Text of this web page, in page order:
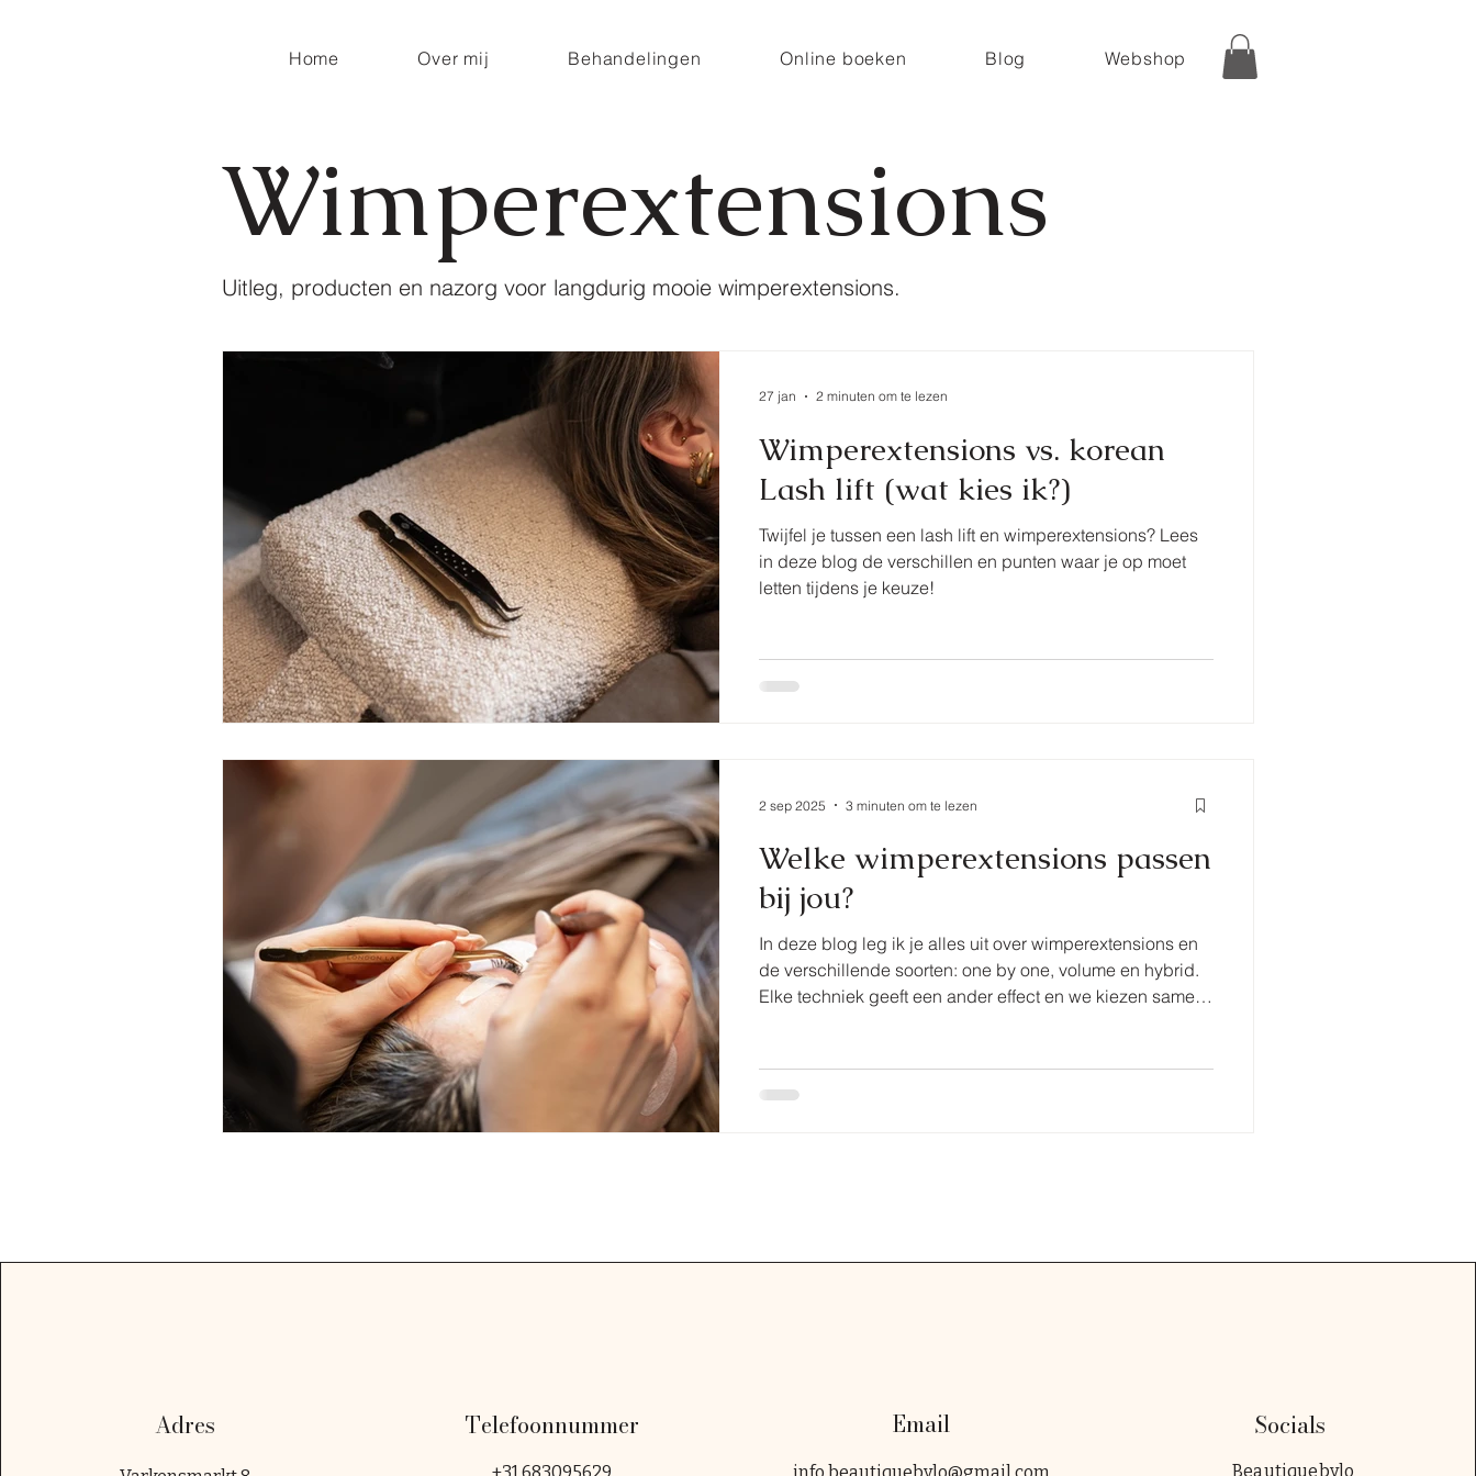
Home Over mij Behandelingen Online boeken Blog Webshop
Wimperextensions
Uitleg, producten en nazorg voor langdurig mooie wimperextensions.
Wimperextensions vs. korean
Lash lift (wat kies ik?)
Twijfel je tussen een lash lift en wimperextensions? Lees
in deze blog de verschillen en punten waar je op moet
letten tijdens je keuze!
27 jan 2 minuten om te lezen
Welke wimperextensions passen
bij jou?
In deze blog leg ik je alles uit over wimperextensions en
de verschillende soorten: one by one, volume en hybrid.
Elke techniek geeft een ander effect en we kiezen samen
verwachten én hoe factoren zoals het weer invloed
kunnen hebben op hoe lang ze mooi blijven zitten.
2 sep 2025 3 minuten om te lezen
Adres Telefoonnummer
+31 683095629
Email
info.beautiquebylo@gmail.com
Socials
Beautiquebylo